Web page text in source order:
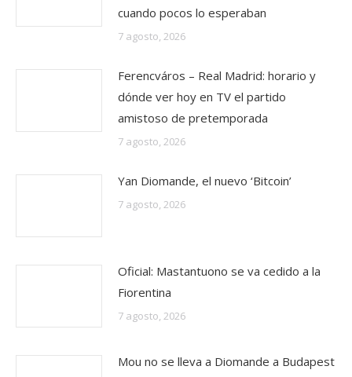
cuando pocos lo esperaban
7 agosto, 2026
Ferencváros – Real Madrid: horario y
dónde ver hoy en TV el partido
amistoso de pretemporada
7 agosto, 2026
Yan Diomande, el nuevo ‘Bitcoin’
7 agosto, 2026
Oficial: Mastantuono se va cedido a la
Fiorentina
7 agosto, 2026
Mou no se lleva a Diomande a Budapest